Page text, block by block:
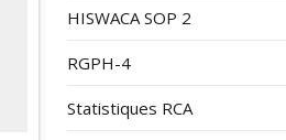
HISWACA SOP 2
RGPH-4
Statistiques RCA